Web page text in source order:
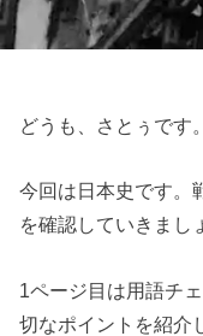
どうも、さとぅです。
今回は日本史です。
を確認していきまし
1ページ目は用語チ
切なポイントを紹介